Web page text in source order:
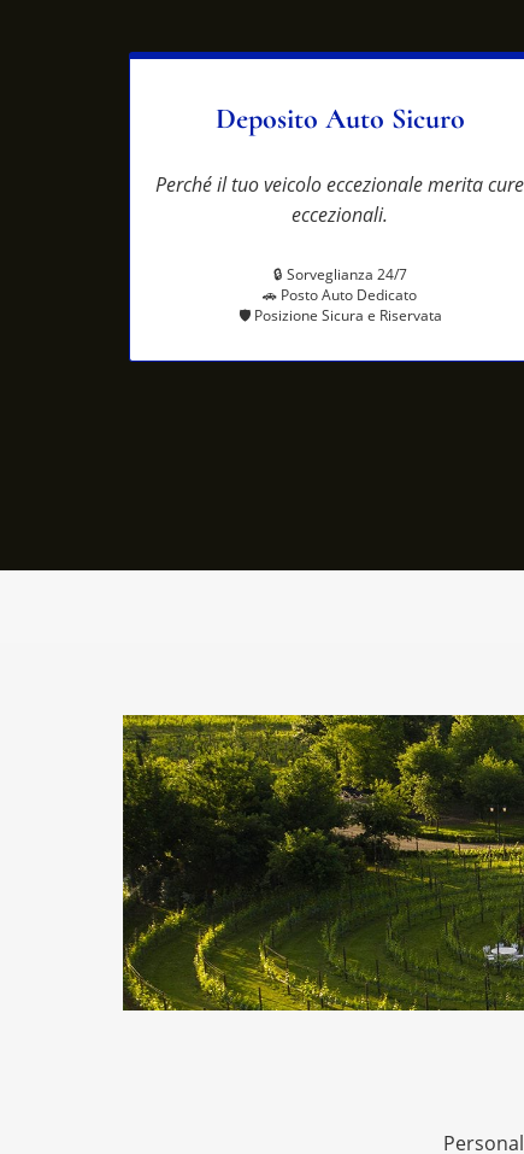
Deposito Auto Sicuro
Perché il tuo veicolo eccezionale merita cure
eccezionali.
🔒 Sorveglianza 24/7
🚗 Posto Auto Dedicato
🛡️ Posizione Sicura e Riservata